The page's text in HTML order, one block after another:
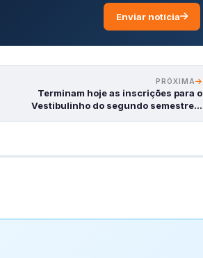
Enviar notícia
PRÓXIMA
Terminam hoje as inscrições para o
Vestibulinho do segundo semestre…